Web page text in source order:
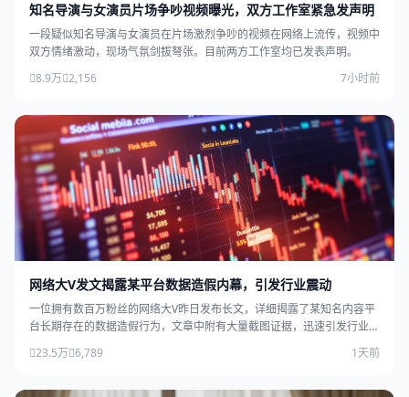
知名导演与女演员片场争吵视频曝光，双方工作室紧急发声明
一段疑似知名导演与女演员在片场激烈争吵的视频在网络上流传，视频中
双方情绪激动，现场气氛剑拔弩张。目前两方工作室均已发表声明。
8.9万 2,156 7小时前
网络大V发文揭露某平台数据造假内幕，引发行业震动
一位拥有数百万粉丝的网络大V昨日发布长文，详细揭露了某知名内容平
台长期存在的数据造假行为，文章中附有大量截图证据，迅速引发行业广
23.5万 6,789 1天前